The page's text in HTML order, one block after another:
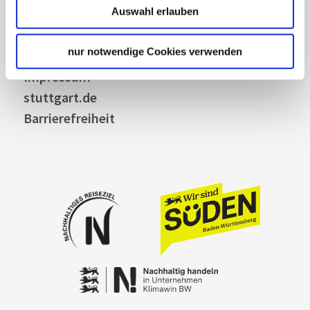
Auswahl erlauben
nur notwendige Cookies verwenden
Kontakt
Cookies
Impressum
stuttgart.de
Barrierefreiheit